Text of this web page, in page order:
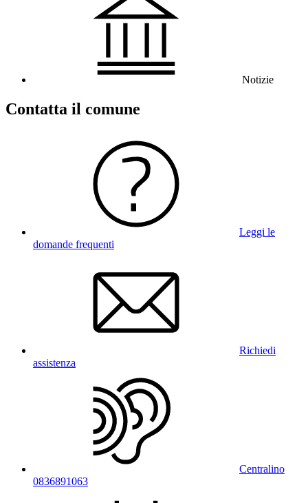
Notizie
Contatta il comune
Leggi le
domande frequenti
Richiedi
assistenza
Centralino
0836891063